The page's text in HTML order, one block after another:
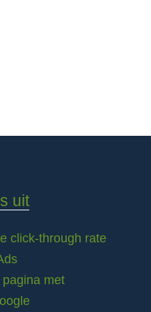
uit
click-through rate
met